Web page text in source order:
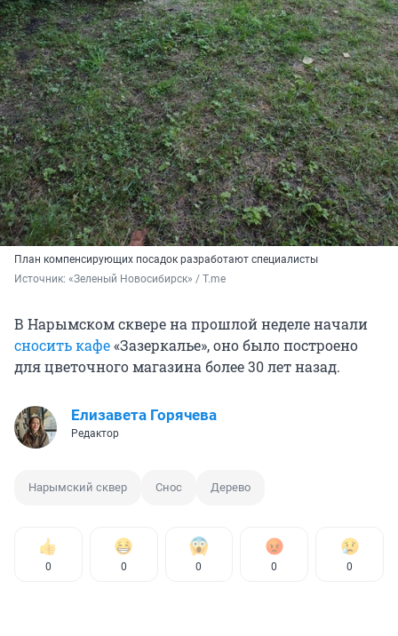
План компенсирующих посадок разработают специалисты
Источник: «Зеленый Новосибирск» / T.me
В Нарымском сквере на прошлой неделе начали
сносить кафе«Зазеркалье», оно было построено
для цветочного магазина более 30 лет назад.
Елизавета Горячева
Редактор
Нарымский сквер Снос Дерево
0 0 0 0 0